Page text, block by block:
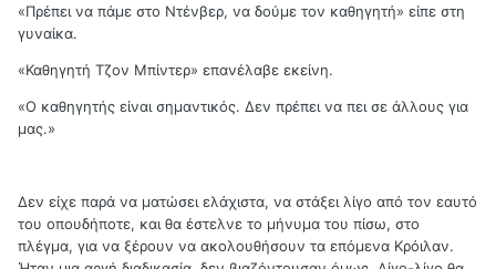
«Πρέπει να πάμε στο Ντένβερ, να δούμε τον καθηγητή» είπε στη
γυναίκα.
«Καθηγητή Τζον Μπίντερ» επανέλαβε εκείνη.
«Ο καθηγητής είναι σημαντικός. Δεν πρέπει να πει σε άλλους για
μας.»
Δεν είχε παρά να ματώσει ελάχιστα, να στάξει λίγο από τον εαυτό
του οπουδήποτε, και θα έστελνε το μήνυμα του πίσω, στο
πλέγμα, για να ξέρουν να ακολουθήσουν τα επόμενα Κρόιλαν.